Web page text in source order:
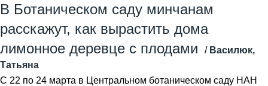
В Ботаническом саду минчанам
расскажут, как вырастить дома
лимонное деревце с плодами
/ Василюк,
Татьяна
С 22 по 24 марта в Центральном ботаническом саду НАН